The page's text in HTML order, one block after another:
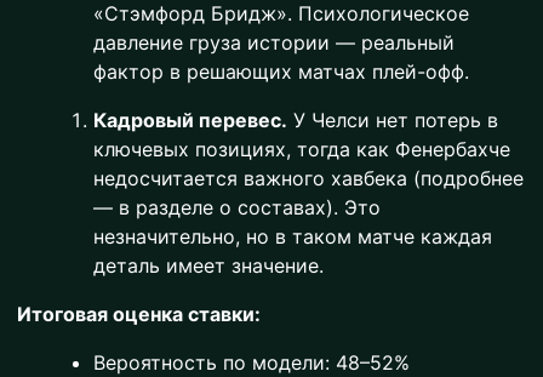
«Стэмфорд Бридж». Психологическое
давление груза истории — реальный
фактор в решающих матчах плей-офф.
Кадровый перевес. У Челси нет потерь в
ключевых позициях, тогда как Фенербахче
недосчитается важного хавбека (подробнее
— в разделе о составах). Это
незначительно, но в таком матче каждая
деталь имеет значение.
Итоговая оценка ставки:
Вероятность по модели: 48–52%